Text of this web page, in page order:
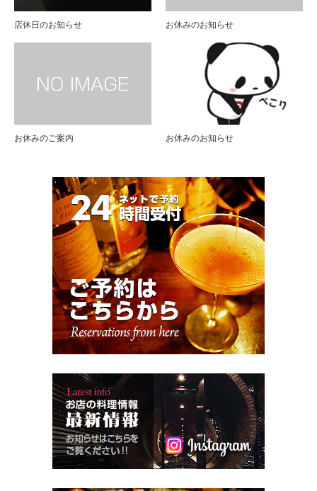
店休日のお知らせ お休みのお知らせ
お休みのご案内 お休みのお知らせ